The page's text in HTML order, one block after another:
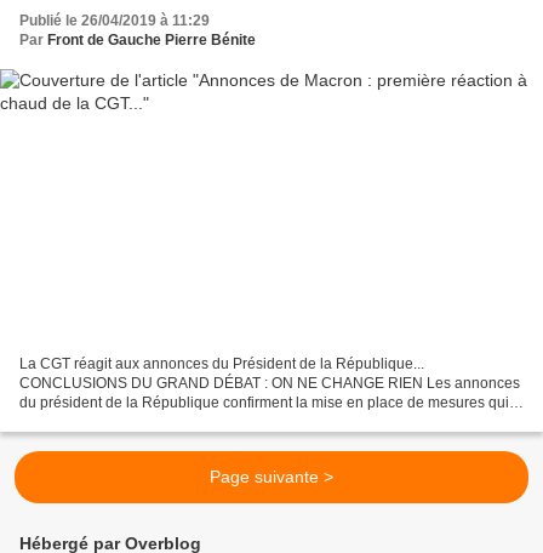
Publié le 26/04/2019 à 11:29
Par Front de Gauche Pierre Bénite
La CGT réagit aux annonces du Président de la République...
CONCLUSIONS DU GRAND DÉBAT : ON NE CHANGE RIEN Les annonces
du président de la République confirment la mise en place de mesures qui
Page suivante >
Hébergé par Overblog